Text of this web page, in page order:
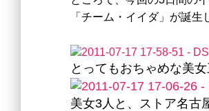
「チーム・イイダ」が誕生
とってもおちゃめな美
美女3人と、ストア名古